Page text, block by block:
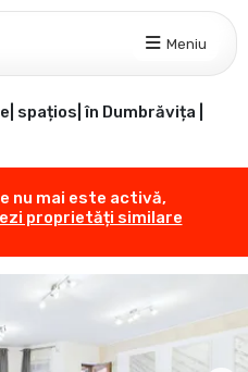
Meniu
spațios| în Dumbrăvița |
nu mai este activă,
proprietăți similare